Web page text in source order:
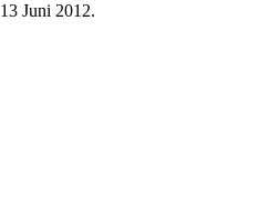
13 Juni 2012.